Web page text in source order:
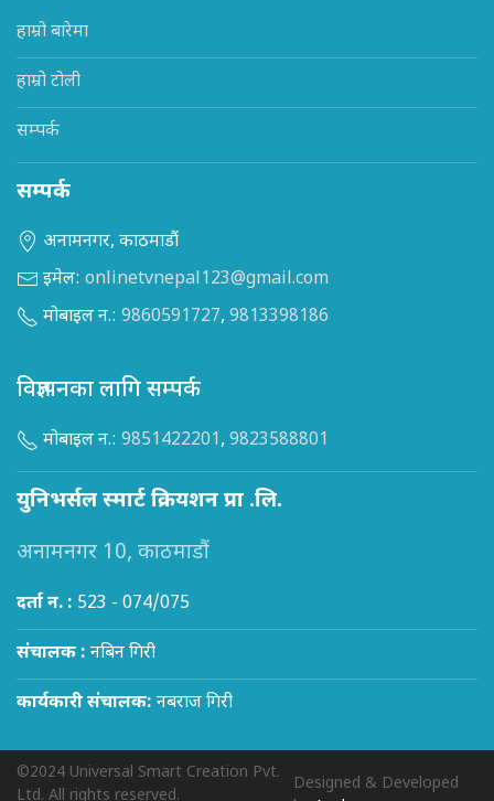
हाम्रो बारेमा
हाम्रो टोली
सम्पर्क
सम्पर्क
अनामनगर, काठमाडौं
इमेल: onlinetvnepal123@gmail.com
मोबाइल न.: 9860591727, 9813398186
विज्ञापनका लागि सम्पर्क
मोबाइल न.: 9851422201, 9823588801
युनिभर्सल स्मार्ट क्रियशन प्रा .लि.
अनामनगर 10, काठमाडौं
दर्ता न. : 523 - 074/075
संचालक : नबिन गिरी
कार्यकारी संचालक: नबराज गिरी
©2024 Universal Smart Creation Pvt.
Ltd. All rights reserved.
Designed & Developed